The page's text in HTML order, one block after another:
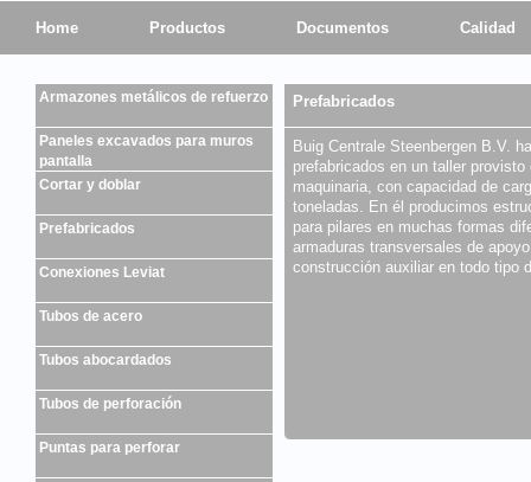
Home Productos Documentos Calidad
Armazones metálicos de refuerzo
Paneles excavados para muros
pantalla
Cortar y doblar
Prefabricados
Conexiones Leviat
Tubos de acero
Tubos abocardados
Tubos de perforación
Puntas para perforar
Prefabricados
Buig Centrale Steenbergen B.V.
prefabricados en un taller
maquinaria, con capacidad de
toneladas. En él producimos
para pilares en muchas formas
armaduras transversales de
construcción auxiliar en todo tipo